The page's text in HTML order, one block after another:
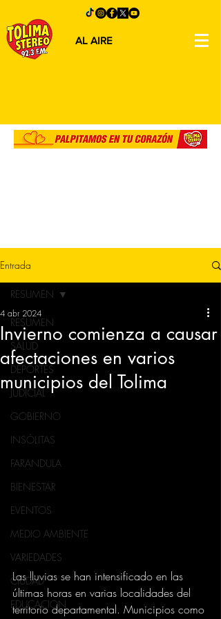
AL AIRE
Entrada
RESUMEN
SALUD
DEPORTES
JUDICIAL
GOBIERNO
INSÓLITAS
FARANDULA
BIENESTAR
EVENTOS
MEDIO AMBIENTE
VARIEDADES
CIUDAD
EDUCACION
RESUMEN
Invierno comienza a causar
afectaciones en varios
municipios del Tolima
4 abr 2024
Las lluvias se han intensificado en las
últimas horas en varias localidades del
territorio departamental. Municipios como